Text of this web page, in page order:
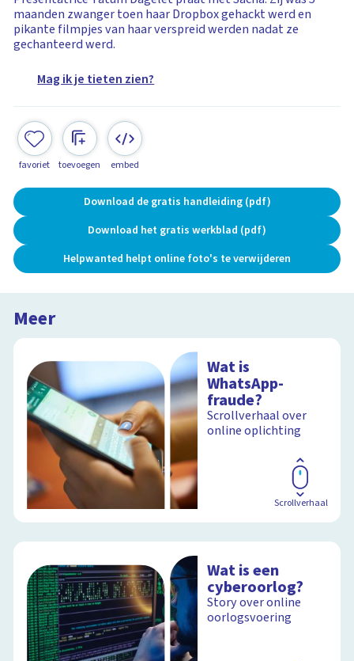
maanden zwanger toen haar Dropbox gehackt werd en
pikante filmpjes van haar verspreid werden nadat ze
gechanteerd werd.
Mag ik je tieten zien?
favoriet toevoegen embed
Download de gratis handleiding (pdf)
Download het gratis werkblad (pdf)
Helpwanted helpt online foto's te verwijderen
Meer
Wat is
WhatsApp-
fraude?
Scrollverhaal over
online oplichting
Scrollverhaal
Wat is een
cyberoorlog?
Story over online
oorlogsvoering